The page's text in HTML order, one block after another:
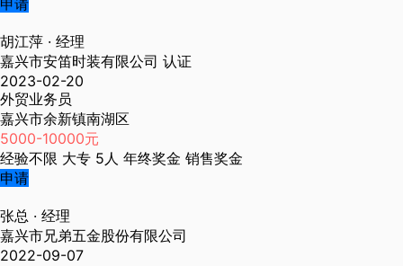
申请
胡江萍 · 经理
嘉兴市安笛时装有限公司 认证
2023-02-20
外贸业务员
嘉兴市余新镇南湖区
5000-10000元
经验不限 大专 5人 年终奖金 销售奖金
申请
张总 · 经理
嘉兴市兄弟五金股份有限公司
2022-09-07